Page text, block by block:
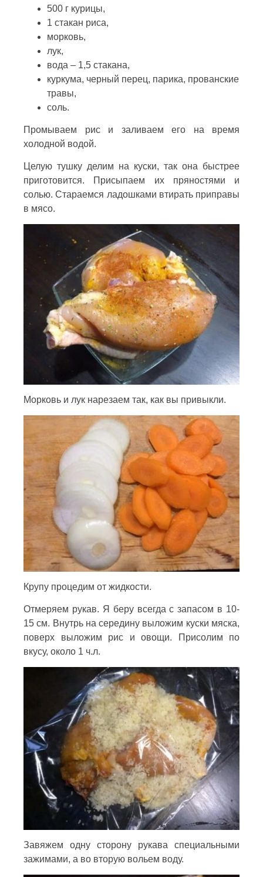
500 г курицы,
1 стакан риса,
морковь,
лук,
вода – 1,5 стакана,
куркума, черный перец, парика, прованские
травы,
соль.
Промываем рис и заливаем его на время
холодной водой.
Целую тушку делим на куски, так она быстрее
приготовится. Присыпаем их пряностями и
солью. Стараемся ладошками втирать приправы
в мясо.
Морковь и лук нарезаем так, как вы привыкли.
Крупу процедим от жидкости.
Отмеряем рукав. Я беру всегда с запасом в 10-
15 см. Внутрь на середину выложим куски мяска,
поверх выложим рис и овощи. Присолим по
вкусу, около 1 ч.л.
Завяжем одну сторону рукава специальными
зажимами, а во вторую вольем воду.